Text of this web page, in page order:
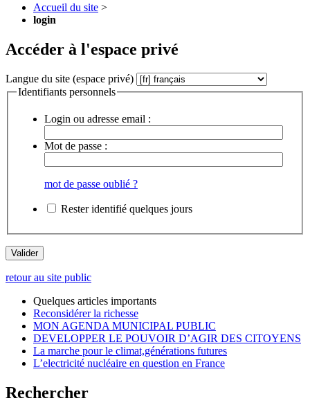
Accueil du site >
login
Accéder à l'espace privé
Langue du site (espace privé)
Identifiants personnels
Login ou adresse email :
Mot de passe :
mot de passe oublié ?
Rester identifié quelques jours
retour au site public
Quelques articles importants
Reconsidérer la richesse
MON AGENDA MUNICIPAL PUBLIC
DEVELOPPER LE POUVOIR D’AGIR DES CITOYENS
La marche pour le climat,générations futures
L’electricité nucléaire en question en France
Rechercher